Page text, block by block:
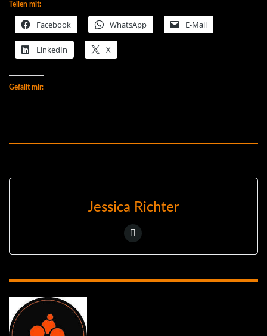
Teilen mit:
Facebook WhatsApp E-Mail
LinkedIn X
Gefällt mir:
Jessica Richter